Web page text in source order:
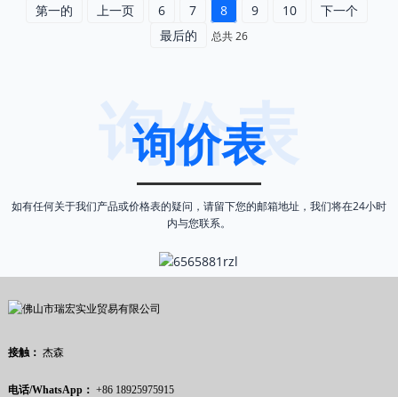
第一的 上一页 6 7 8 9 10
下一个
最后的
总共 26
询价表
询价表
如有任何关于我们产品或价格表的疑问，请留下您的邮箱地址，我们将在24小时
内与您联系。
接触： 杰森
电话/WhatsApp： +86 18925975915